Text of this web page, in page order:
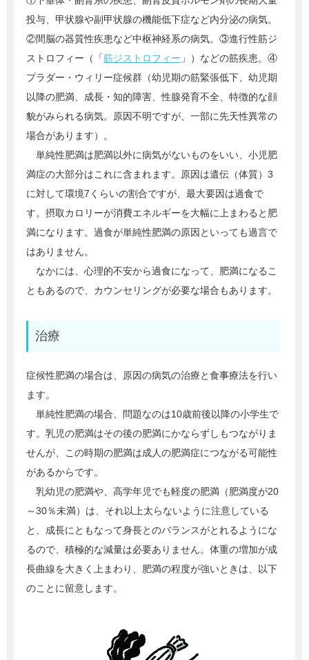
投与、甲状腺や副甲状腺の機能低下症など内分泌の病気。
②間脳の器質性疾患など中枢神経系の病気。③進行性筋ジ
ストロフィー（「筋ジストロフィー 」）などの筋疾患。④
プラダー・ウィリー症候群（幼児期の筋緊張低下、幼児期
以降の肥満、成長・知的障害、性腺発育不全、特徴的な顔
貌がみられる病気。原因不明ですが、一部に先天性異常の
場合があります）。
単純性肥満は肥満以外に病気がないものをいい、小児肥
満症の大部分はこれに含まれます。原因は遺伝（体質）3
に対して環境7くらいの割合ですが、最大要因は過食で
す。摂取カロリーが消費エネルギーを大幅に上まわると肥
満になります。過食が単純性肥満の原因といっても過言で
はありません。
なかには、心理的不安から過食になって、肥満になるこ
ともあるので、カウンセリングが必要な場合もあります。
治療
症候性肥満の場合は、原因の病気の治療と食事療法を行い
ます。
単純性肥満の場合、問題なのは10歳前後以降の小学生で
す。乳児の肥満はその後の肥満にかならずしもつながりま
せんが、この時期の肥満は成人の肥満症につながる可能性
があるからです。
乳幼児の肥満や、高学年児でも軽度の肥満（肥満度が20
～30％未満）は、それ以上太らないように注意している
と、成長にともなって身長とのバランスがとれるようにな
るので、積極的な減量は必要ありません。体重の増加が成
長曲線を大きく上まわり、肥満の程度が強いときは、以下
のことに留意します。